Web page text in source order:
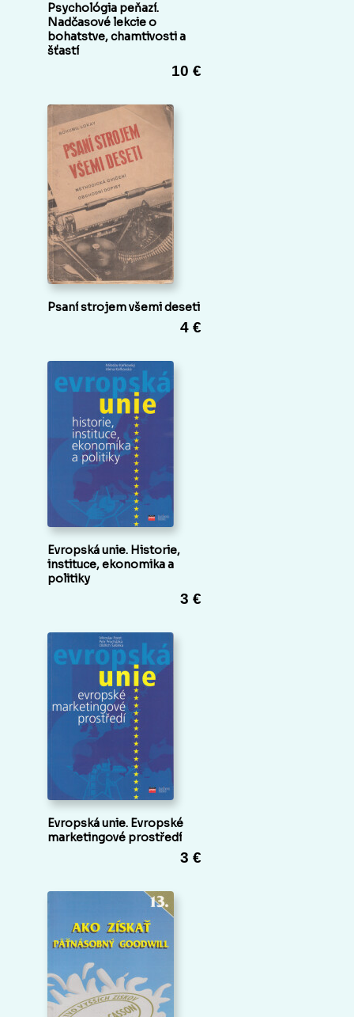
Psychológia peňazí.
Nadčasové lekcie o
bohatstve, chamtivosti a
šťastí
10 €
Psaní strojem všemi deseti
4 €
Evropská unie. Historie,
instituce, ekonomika a
politiky
3 €
Evropská unie. Evropské
marketingové prostředí
3 €